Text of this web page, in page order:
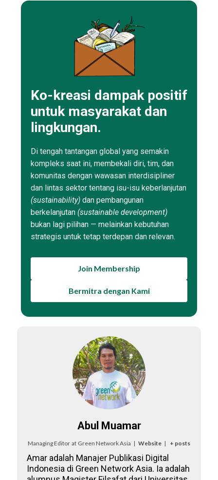
Ko-kreasi dampak positif
untuk masyarakat dan
lingkungan.
Di tengah tantangan global yang semakin
kompleks saat ini, membekali diri, tim, dan
komunitas dengan wawasan interdisipliner
dan lintas sektor tentang isu-isu keberlanjutan
(sustainability) dan pembangunan
berkelanjutan (sustainable development)
bukan lagi pilihan — melainkan kebutuhan
strategis untuk tetap terdepan dan relevan.
Join Membership
Bermitra dengan Kami
Abul Muamar
Managing Editor at Green Network Asia | Website | + posts
Amar adalah Manajer Publikasi Digital
Indonesia di Green Network Asia. Ia adalah